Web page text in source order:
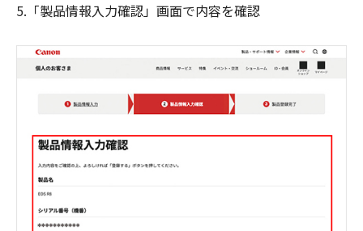
5.「製品情報入力確認」画面で内容を確認